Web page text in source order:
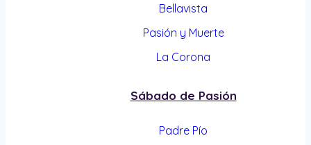
Bellavista
Pasión y Muerte
La Corona
Sábado de Pasión
Padre Pío